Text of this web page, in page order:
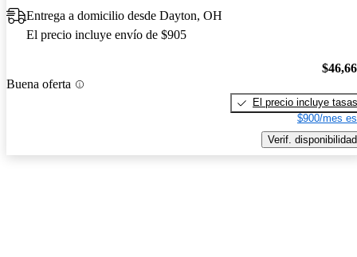
Entrega a domicilio desde Dayton, OH
El precio incluye envío de $905
Buena oferta
El precio incluye tasas
$900/mes
Verif. disponibilidad